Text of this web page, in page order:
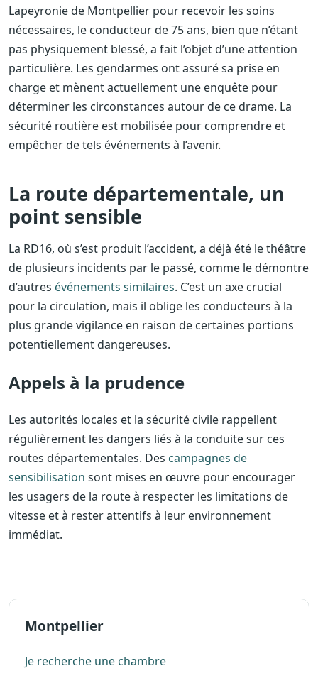
Lapeyronie de Montpellier pour recevoir les soins
nécessaires, le conducteur de 75 ans, bien que n’étant
pas physiquement blessé, a fait l’objet d’une attention
particulière. Les gendarmes ont assuré sa prise en
charge et mènent actuellement une enquête pour
déterminer les circonstances autour de ce drame. La
sécurité routière est mobilisée pour comprendre et
empêcher de tels événements à l’avenir.
La route départementale, un
point sensible
La RD16, où s’est produit l’accident, a déjà été le théâtre
de plusieurs incidents par le passé, comme le démontre
d’autres événements similaires. C’est un axe crucial
pour la circulation, mais il oblige les conducteurs à la
plus grande vigilance en raison de certaines portions
potentiellement dangereuses.
Appels à la prudence
Les autorités locales et la sécurité civile rappellent
régulièrement les dangers liés à la conduite sur ces
routes départementales. Des campagnes de
sensibilisation sont mises en œuvre pour encourager
les usagers de la route à respecter les limitations de
vitesse et à rester attentifs à leur environnement
immédiat.
Montpellier
Je recherche une chambre